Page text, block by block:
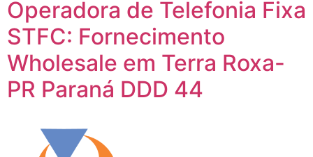
Operadora de Telefonia Fixa
STFC: Fornecimento
Wholesale em Terra Roxa-
PR Paraná DDD 44